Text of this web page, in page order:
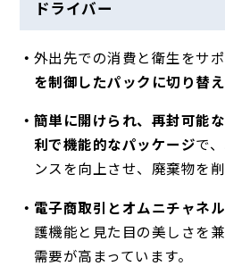
ドライバー
外出先での消費と衛生をサポ
を制御したパックに切り替え
簡単に開けられ、再封可能
利で機能的なパッケージで
ンスを向上させ、廃棄物を削
電子商取引とオムニチャネ
護機能と見た目の美しさを
需要が高まっています。